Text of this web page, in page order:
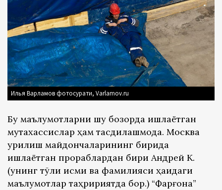
Илья Варламов фотосурати, Varlamov.ru
Бу маълумотларни шу бозорда ишлаётган
мутахассислар ҳам тасдиқлашмоқда. Москва
қурилиш майдончаларининг бирида
ишлаётган прораблардан бири Андрей К.
(унинг тўлиқ исми ва фамилияси ҳақидаги
маълумотлар таҳририятда бор.) “Фарғона”